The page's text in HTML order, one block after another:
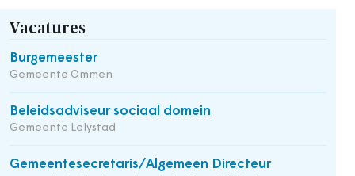
Vacatures
Burgemeester
Gemeente Ommen
Beleidsadviseur sociaal domein
Gemeente Lelystad
Gemeentesecretaris/Algemeen Directeur